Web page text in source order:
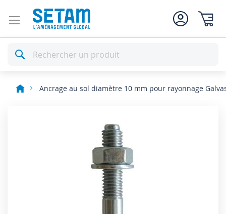
Rechercher
Ancrage au sol diamètre 10 mm pour rayonnage